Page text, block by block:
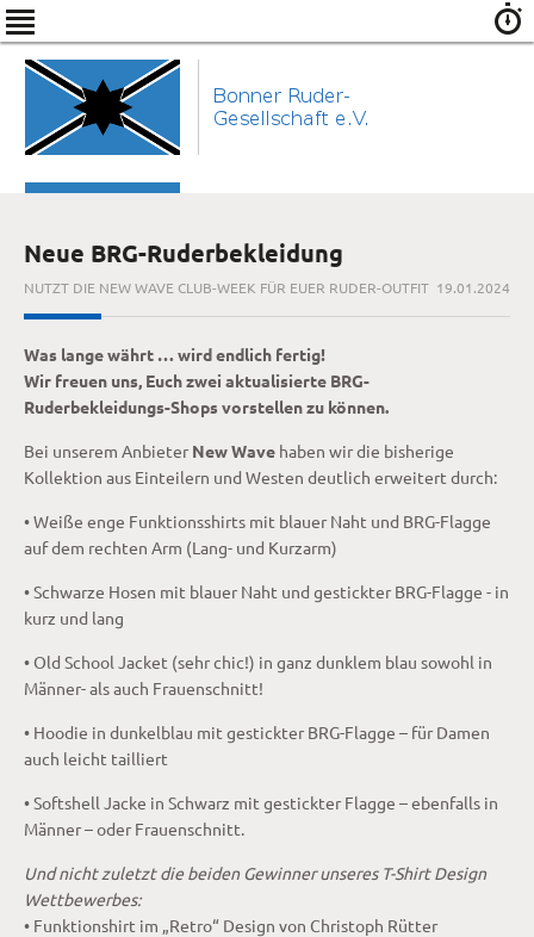
Neue BRG-Ruderbekleidung
NUTZT DIE NEW WAVE CLUB-WEEK FÜR EUER RUDER-OUTFIT 19.01.2024
Was lange währt … wird endlich fertig!
Wir freuen uns, Euch zwei aktualisierte BRG-
Ruderbekleidungs-Shops vorstellen zu können.
Bei unserem Anbieter New Wave haben wir die bisherige
Kollektion aus Einteilern und Westen deutlich erweitert durch:
• Weiße enge Funktionsshirts mit blauer Naht und BRG-Flagge
auf dem rechten Arm (Lang- und Kurzarm)
• Schwarze Hosen mit blauer Naht und gestickter BRG-Flagge - in
kurz und lang
• Old School Jacket (sehr chic!) in ganz dunklem blau sowohl in
Männer- als auch Frauenschnitt!
• Hoodie in dunkelblau mit gestickter BRG-Flagge – für Damen
auch leicht tailliert
• Softshell Jacke in Schwarz mit gestickter Flagge – ebenfalls in
Männer – oder Frauenschnitt.
Und nicht zuletzt die beiden Gewinner unseres T-Shirt Design
Wettbewerbes:
• Funktionshirt im „Retro“ Design von Christoph Rütter